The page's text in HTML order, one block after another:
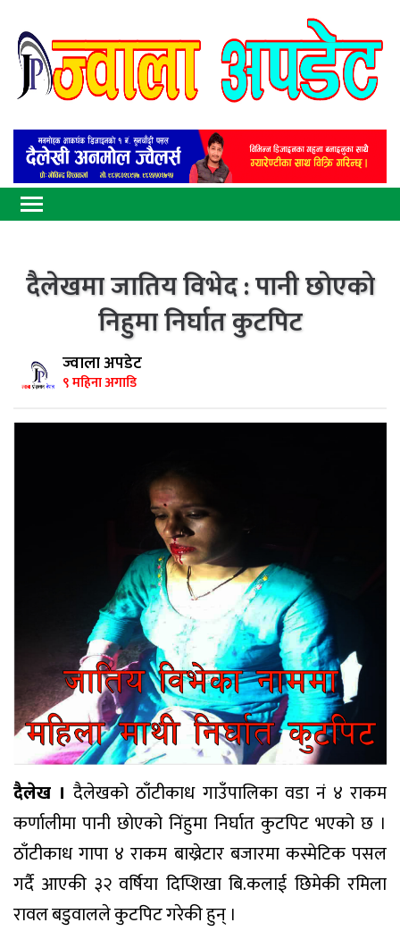
दैलेखमा जातिय विभेद : पानी छाेएको
निहुमा निर्घात कुटपिट
ज्वाला अपडेट
९ महिना अगाडि
दैलेख । दैलेखको ठाँटीकाध गाउँपालिका वडा नं ४ राकम
कर्णालीमा पानी छाेएको निंहुमा निर्घात कुटपिट भएको छ ।
ठाँटीकाध गापा ४ राकम बाख्रेटार बजारमा कस्मेटिक पसल
गर्दै आएकी ३२ वर्षिया दिप्शिखा बि.कलाई छिमेकी रमिला
रावल बडुवालले कुटपिट गरेकी हुन् ।